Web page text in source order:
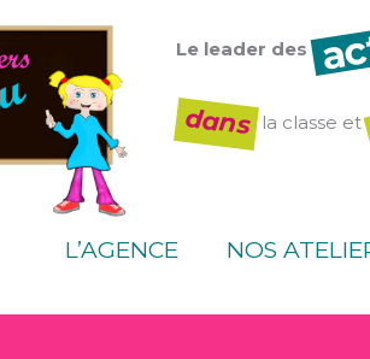
Le leader des
dans la classe et
L’AGENCE NOS